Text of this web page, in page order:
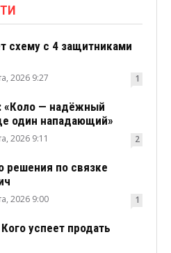
схему с 4 защитниками
2026 9:27 1
«Коло — надёжный
один нападающий»
2026 9:11 2
решения по связке
2026 9:00 1
успеет продать